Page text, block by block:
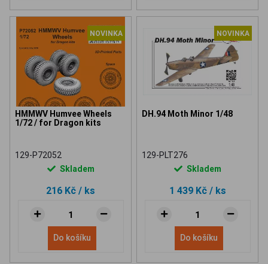
NOVINKA
HMMWV Humvee Wheels
1/72 / for Dragon kits
129-P72052
Skladem
216 Kč / ks
Do košíku
NOVINKA
DH.94 Moth Minor 1/48
129-PLT276
Skladem
1 439 Kč / ks
Do košíku